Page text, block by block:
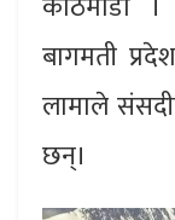
बागमती
लामाले
छन्।